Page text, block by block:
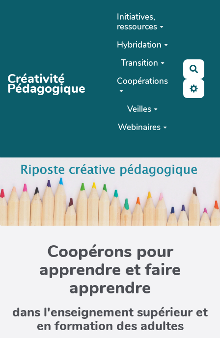
Créativité
Pédagogique
Initiatives,
ressources
Hybridation
Transition
Coopérations
Veilles
Webinaires
Coopérons pour
apprendre et faire
apprendre
dans l'enseignement supérieur et
en formation des adultes